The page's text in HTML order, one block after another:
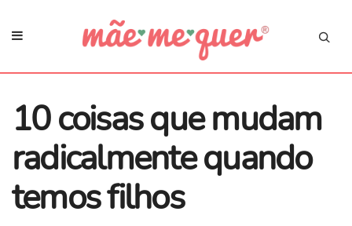
10 coisas que mudam
radicalmente quando
temos filhos